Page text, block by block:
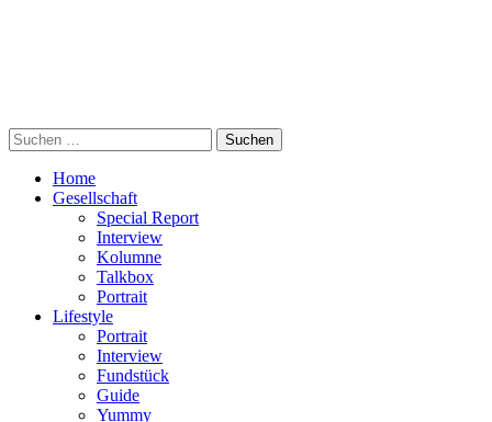
Suchen
nach:
Home
Gesellschaft
Special Report
Interview
Kolumne
Talkbox
Portrait
Lifestyle
Portrait
Interview
Fundstück
Guide
Yummy